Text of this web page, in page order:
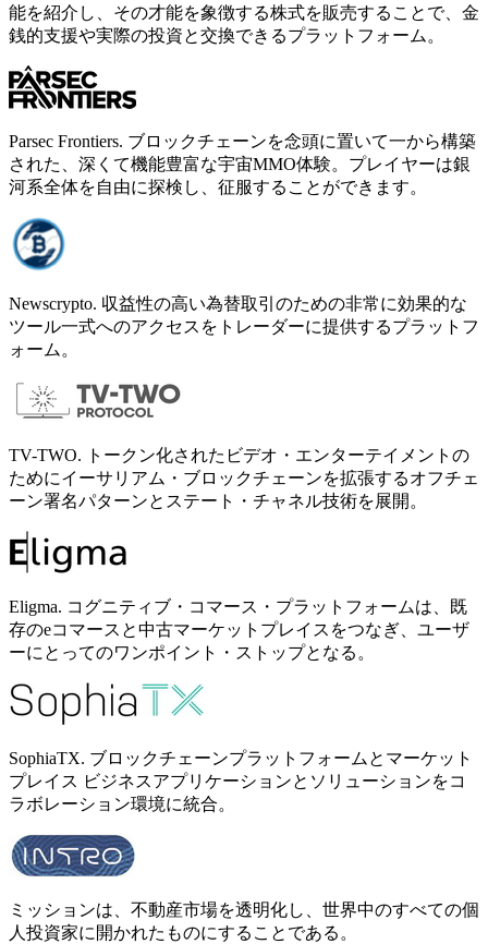
能を紹介し、その才能を象徴する株式を販売することで、金
銭的支援や実際の投資と交換できるプラットフォーム。
Parsec Frontiers. ブロックチェーンを念頭に置いて一から構築
された、深くて機能豊富な宇宙MMO体験。プレイヤーは銀
河系全体を自由に探検し、征服することができます。
Newscrypto. 収益性の高い為替取引のための非常に効果的な
ツール一式へのアクセスをトレーダーに提供するプラットフ
ォーム。
TV-TWO. トークン化されたビデオ・エンターテイメントの
ためにイーサリアム・ブロックチェーンを拡張するオフチェ
ーン署名パターンとステート・チャネル技術を展開。
Eligma. コグニティブ・コマース・プラットフォームは、既
存のeコマースと中古マーケットプレイスをつなぎ、ユーザ
ーにとってのワンポイント・ストップとなる。
SophiaTX. ブロックチェーンプラットフォームとマーケット
プレイス ビジネスアプリケーションとソリューションをコ
ラボレーション環境に統合。
ミッションは、不動産市場を透明化し、世界中のすべての個
人投資家に開かれたものにすることである。